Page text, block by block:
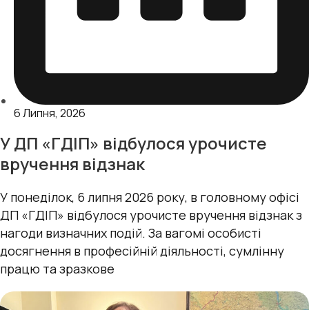
6 Липня, 2026
У ДП «ГДІП» відбулося урочисте
вручення відзнак
У понеділок, 6 липня 2026 року, в головному офісі
ДП «ГДІП» відбулося урочисте вручення відзнак з
нагоди визначних подій. За вагомі особисті
досягнення в професійній діяльності, сумлінну
працю та зразкове